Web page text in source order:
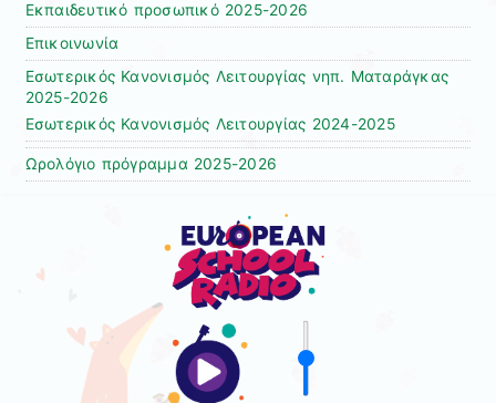
Εκπαιδευτικό προσωπικό 2025-2026
Επικοινωνία
Εσωτερικός Κανονισμός Λειτουργίας νηπ. Ματαράγκας
2025-2026
Εσωτερικός Κανονισμός Λειτουργίας 2024-2025
Ωρολόγιο πρόγραμμα 2025-2026